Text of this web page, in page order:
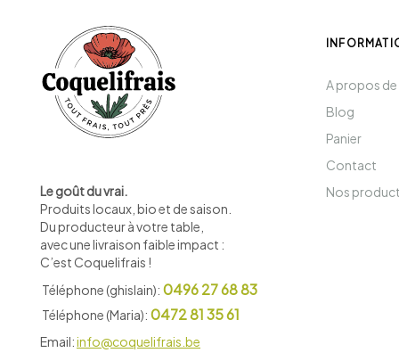
Le goût du vrai.
Produits locaux, bio et de saison
Du producteur à votre table,
avec une livraison faible impact :
C’est Coquelifrais !
Téléphone (ghislain): 0496 27 68 83
Téléphone (Maria): 0472 81 35 61
Email:info@coquelifrais.be
A propos
Blog
Panier
Contact
Nos